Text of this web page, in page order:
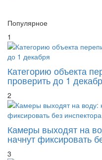
Популярное
1
Категорию объекта
проверить до 1
2
Камеры выходят на
начнут фиксировать
3